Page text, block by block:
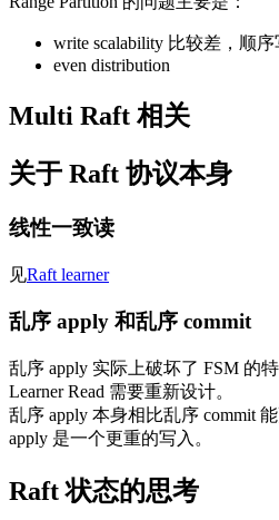
write scalability 比较差，顺
even distribution
Multi Raft 相关
关于 Raft 协议本身
线性一致读
见Raft learner
乱序 apply 和乱序 commit
乱序 apply 实际上破坏了 FSM 的
Learner Read 需要重新设计。
乱序 apply 本身相比乱序 commit
apply 是一个更重的写入。
Raft 状态的思考